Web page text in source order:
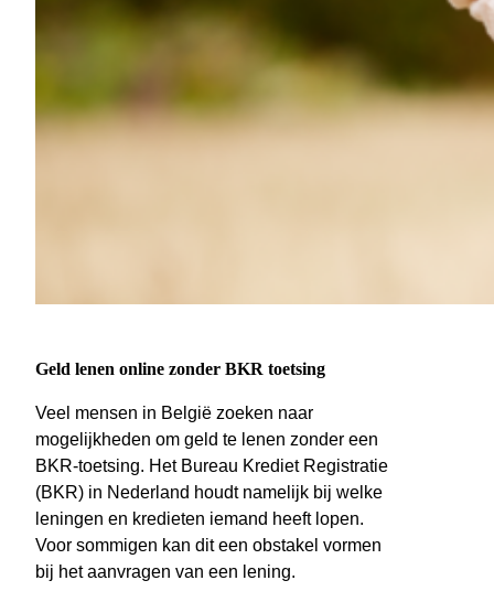
Geld lenen online zonder BKR toetsing
Veel mensen in België zoeken naar
mogelijkheden om geld te lenen zonder een
BKR-toetsing. Het Bureau Krediet Registratie
(BKR) in Nederland houdt namelijk bij welke
leningen en kredieten iemand heeft lopen.
Voor sommigen kan dit een obstakel vormen
bij het aanvragen van een lening.